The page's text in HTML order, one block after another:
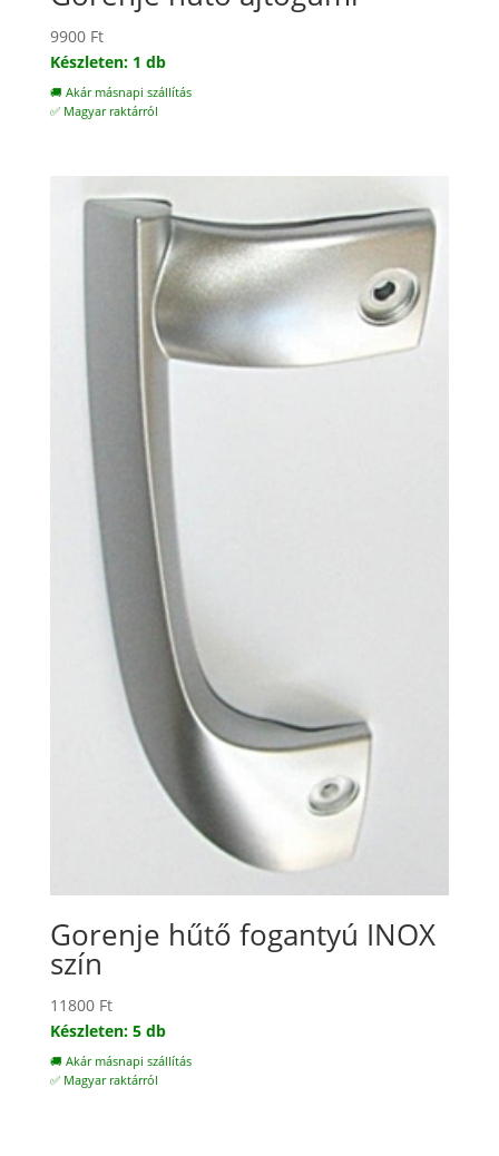
9900 Ft
Készleten: 1 db
🚚 Akár másnapi szállítás
✅ Magyar raktárról
Gorenje hűtő fogantyú INOX
szín
11800 Ft
Készleten: 5 db
🚚 Akár másnapi szállítás
✅ Magyar raktárról